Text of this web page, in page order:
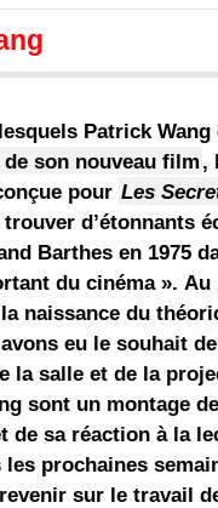
Patrick
son nouveau film ,
pour Les
d’étonnants
Barthes en 1975
du cinéma ». Au
naissance du
eu le souhait
la salle et de la
sont un montage
de sa réaction à la
les prochaines
sur le travail